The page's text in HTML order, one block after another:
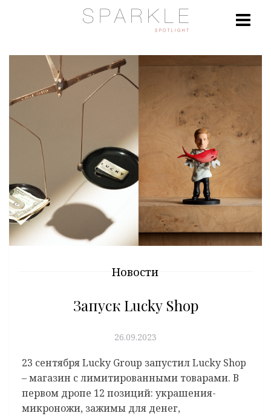
Новости
Запуск Lucky Shop
26.09.2023
23 сентября Lucky Group запустил Lucky Shop
– магазин с лимитированными товарами. В
первом дропе 12 позиций: украшения-
микроножи, зажимы для денег,